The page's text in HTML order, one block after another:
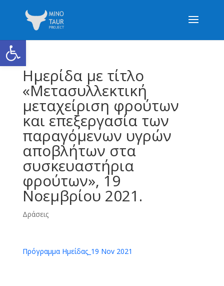
Ανοίξτε τη γραμμή εργαλείων
Ημερίδα με τίτλο
«Μετασυλλεκτική
μεταχείριση φρούτων
και επεξεργασία των
παραγόμενων υγρών
αποβλήτων στα
συσκευαστήρια
φρούτων», 19
Νοεμβρίου 2021.
Δράσεις
Πρόγραμμα Ημείδας_19 Nov 2021